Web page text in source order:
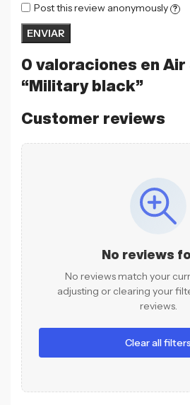
0 valoraciones en Air
“Military black”
Customer reviews
No reviews
No reviews match your
adjusting or clearing your
reviews.
Clear all filters
Post this review anonymously ?